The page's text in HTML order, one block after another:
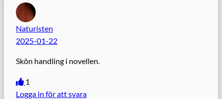
Naturisten
2025-01-22
Skön handling i novellen.
1
Logga in för att svara